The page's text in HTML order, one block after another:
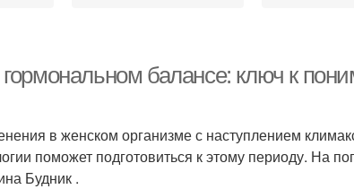
балансе: ключ к
в женском организме с наступлением
поможет подготовиться к этому периоду. На
Будник .